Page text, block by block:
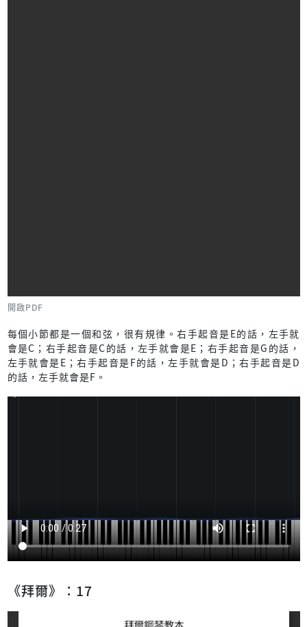
開啟PDF
每個小節都是一個和弦，很有規律。右手起音是E的話，左手就
會是C；右手起音是C的話，左手就會是E；右手起音是G的話，
左手就會是E；右手起音是F的話，左手就會是D；右手起音是D
的話，左手就會是F。
《拜爾》：17